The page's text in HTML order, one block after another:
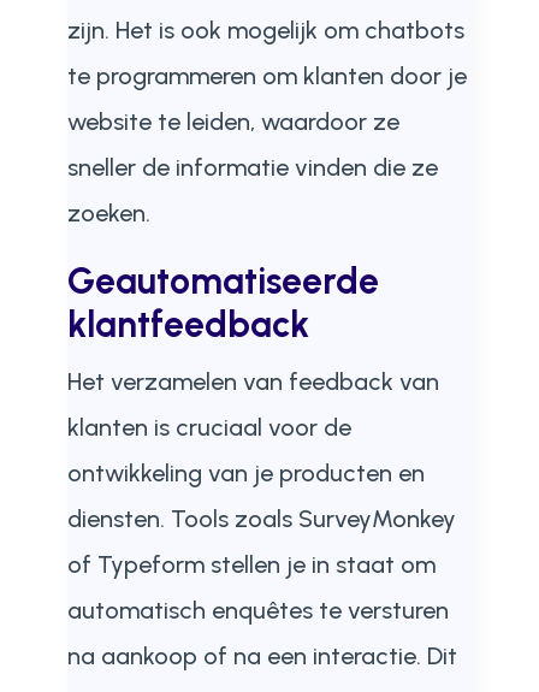
zijn. Het is ook mogelijk om chatbots
te programmeren om klanten door je
website te leiden, waardoor ze
sneller de informatie vinden die ze
zoeken.
Geautomatiseerde
klantfeedback
Het verzamelen van feedback van
klanten is cruciaal voor de
ontwikkeling van je producten en
diensten. Tools zoals SurveyMonkey
of Typeform stellen je in staat om
automatisch enquêtes te versturen
na aankoop of na een interactie. Dit